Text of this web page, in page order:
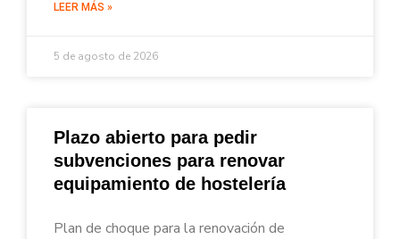
LEER MÁS »
5 de agosto de 2026
Plazo abierto para pedir
subvenciones para renovar
equipamiento de hostelería
Plan de choque para la renovación de